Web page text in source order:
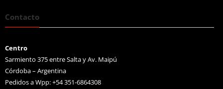
Contacto
Centro
Sarmiento 375 entre Salta y Av. Maipú
Córdoba – Argentina
Pedidos a Wpp: +54 351-6864308